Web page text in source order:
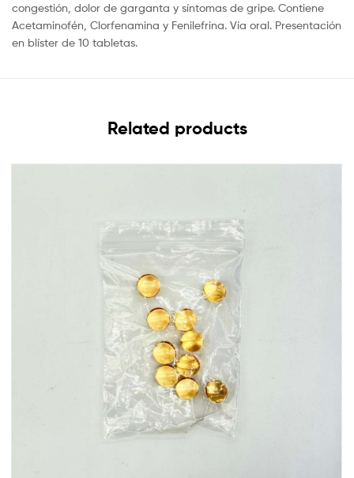
congestión, dolor de garganta y síntomas de gripe. Contiene
Acetaminofén, Clorfenamina y Fenilefrina. Vía oral. Presentación
en blíster de 10 tabletas.
Related products